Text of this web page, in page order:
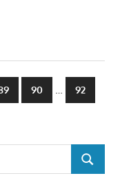
90 92
SEARCH